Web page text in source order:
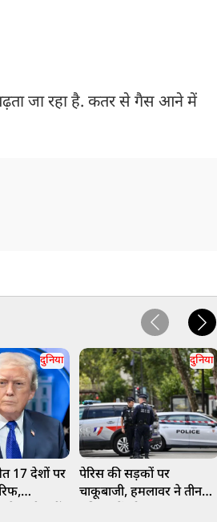
जा रहा है. कतर से गैस आने में
दुनिया
17 देशों पर
दुनिया
पेरिस की सड़कों पर
चाकूबाजी, हमलावर ने तीन